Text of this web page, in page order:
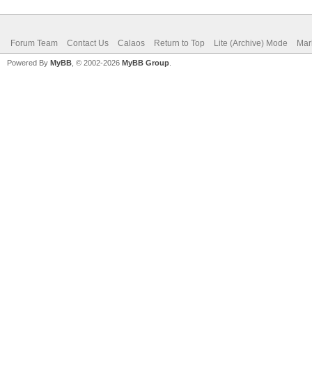
Forum Team Contact Us Calaos Return to Top Lite (Archive) Mode
Powered By MyBB , © 2002-2026 MyBB Group